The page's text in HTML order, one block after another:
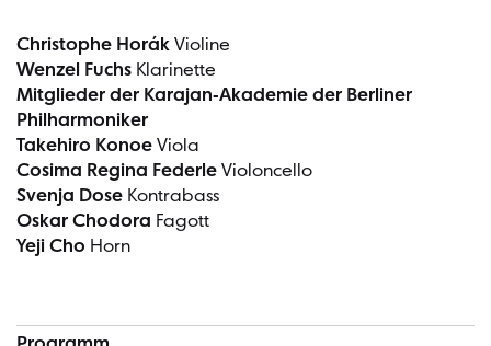
Christophe Horák Violine
Wenzel Fuchs Klarinette
Mitglieder der Karajan-Akademie der Berliner
Philharmoniker
Takehiro Konoe Viola
Cosima Regina Federle Violoncello
Svenja Dose Kontrabass
Oskar Chodora Fagott
Yeji Cho Horn